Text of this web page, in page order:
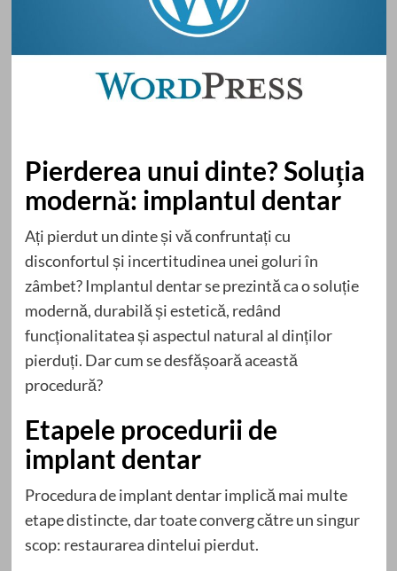
Pierderea unui dinte? Soluția
modernă: implantul dentar
Ați pierdut un dinte și vă confruntați cu
disconfortul și incertitudinea unei goluri în
zâmbet? Implantul dentar se prezintă ca o soluție
modernă, durabilă și estetică, redând
funcționalitatea și aspectul natural al dinților
pierduți. Dar cum se desfășoară această
procedură?
Etapele procedurii de
implant dentar
Procedura de implant dentar implică mai multe
etape distincte, dar toate converg către un singur
scop: restaurarea dintelui pierdut.